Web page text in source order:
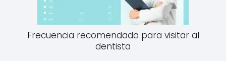
Frecuencia recomendada para visitar al
dentista